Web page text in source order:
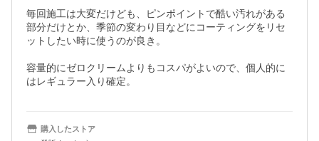
毎回施工は大変だけども、ピンポイントで酷い汚れがある
部分だけとか、季節の変わり目などにコーティングをリセ
ットしたい時に使うのが良き。
容量的にゼロクリームよりもコスパがよいので、個人的に
はレギュラー入り確定。
購入したストア